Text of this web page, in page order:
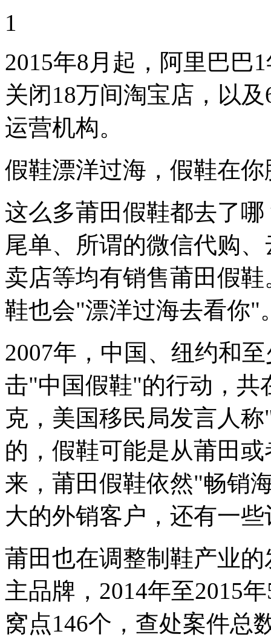
1
2015年8月起，阿里巴巴
关闭18万间淘宝店，以
运营机构。
假鞋漂洋过海，假鞋在你
这么多莆田假鞋都去了
尾单、所谓的微信代购
卖店等均有销售莆田假
鞋也会"漂洋过海去看你"
2007年，中国、纽约和
击"中国假鞋"的行动，共
克，美国移民局发言人
的，假鞋可能是从莆田
来，莆田假鞋依然"畅销
大的外销客户，还有一
莆田也在调整制鞋产业
主品牌，2014年至2015
窝点146个，查处案件总